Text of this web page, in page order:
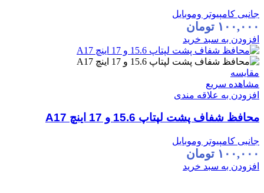
جانبی کامپیوتر وموبایل
۱۰۰,۰۰۰ تومان
افزودن به سبد خرید
مقایسه
مشاهده سریع
افزودن به علاقه مندی
محافظ شفاف پشت لپتاپ 15.6 و 17 اینچ A17
جانبی کامپیوتر وموبایل
۱۰۰,۰۰۰ تومان
افزودن به سبد خرید